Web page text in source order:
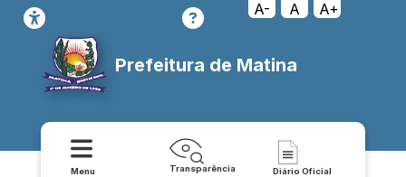
A- A A+
Prefeitura de Matina
Menu Transparência Diário Oficial